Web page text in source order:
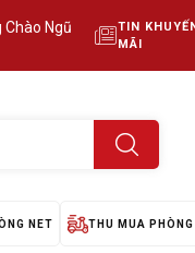
Chào Ngũ
TIN
MÃI
NET THU MUA